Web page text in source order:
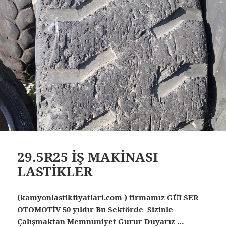
29.5R25 İŞ MAKİNASI
LASTİKLER
(kamyonlastikfiyatlari.com ) firmamız GÜLSER
OTOMOTİV 50 yıldır Bu Sektörde Sizinle
Çalışmaktan Memnuniyet Gurur Duyarız …